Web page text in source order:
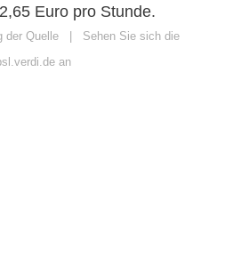
Euro pro Stunde.
der Quelle | Sehen Sie sich die
an